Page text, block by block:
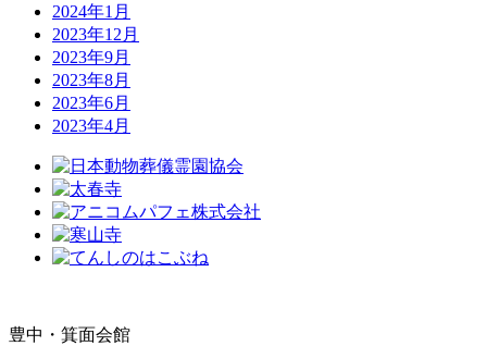
2024年1月
2023年12月
2023年9月
2023年8月
2023年6月
2023年4月
豊中・箕面会館